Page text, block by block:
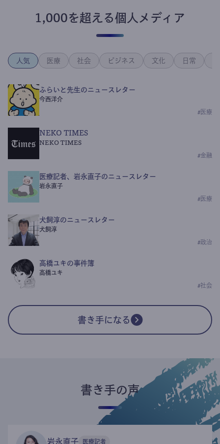
1,000を超える個人メディア
人気 医療 社会 ビジネス 文化 日常
ふらいと先生のニュースレター
今西洋介
# 医療
NEKO TIMES
NEKO TIMES
#金融
医療記者、岩永直子のニュースレター
岩永直子
# 医療
犬飼淳のニュースレター
犬飼淳
#政治
高橋ユキの事件簿
高橋ユキ
#社会
書き手になる
書き手の声
岩永直子 医療記者